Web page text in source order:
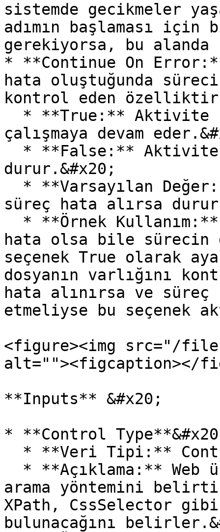
sistemde gecikmeler
adımın başlaması
gerekiyorsa, bu
* **Continue On
hata oluştuğunda
kontrol eden
çalışmaya devam
durur.&#x20;
süreç hata alırsa
hata olsa bile sürecin
seçenek True olarak
dosyanın varlığını
hata alınırsa ve süreç
etmeliyse bu
<figure><img src="/
alt=""><figcaption></
**Inputs** &#x20;
* **Control
arama yöntemini
XPath, CssSelector
bulunacağını